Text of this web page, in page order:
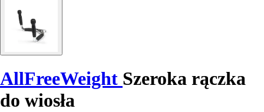
AllFreeWeight Szeroka rączka
do wiosła